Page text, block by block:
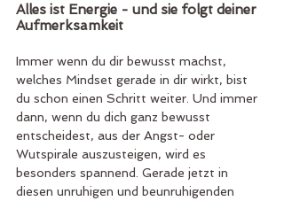
Alles ist Energie - und sie folgt deiner
Aufmerksamkeit
Immer wenn du dir bewusst machst,
welches Mindset gerade in dir wirkt, bist
du schon einen Schritt weiter. Und immer
dann, wenn du dich ganz bewusst
entscheidest, aus der Angst- oder
Wutspirale auszusteigen, wird es
besonders spannend. Gerade jetzt in
diesen unruhigen und beunruhigenden